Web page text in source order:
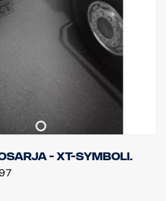
- XT-symboli.